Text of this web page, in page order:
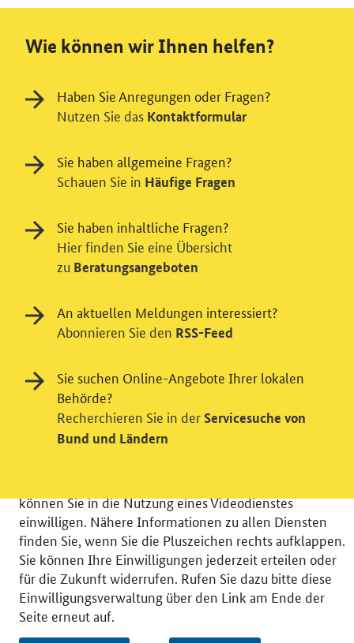
© 2026 Bundesministerium für Wirtschaft und Energie
RSS
Benutzerhinweise
Inhaltsverzeichnis
Impressum
Barrierefreiheit
Einwilligungsverwaltung
Videodienst
Wir bitten Sie an dieser Stelle um Ihre Einwilligung für
verschiedene Zusatzdienste unserer Webseite: Wir
möchten die Nutzeraktivität mit Hilfe
können Sie in die Nutzung eines Videodienstes
einwilligen. Nähere Informationen zu allen Diensten
finden Sie, wenn Sie die Pluszeichen rechts aufklappen.
Sie können Ihre Einwilligungen jederzeit erteilen oder
für die Zukunft widerrufen. Rufen Sie dazu bitte diese
Einwilligungsverwaltung über den Link am Ende der
Seite erneut auf.
Wie können wir Ihnen helfen?
Haben Sie Anregungen oder Fragen?
Nutzen Sie das Kontaktformular
Sie haben allgemeine Fragen?
Schauen Sie in Häufige Fragen
Sie haben inhaltliche Fragen?
Hier finden Sie eine Übersicht
zu Beratungsangeboten
An aktuellen Meldungen interessiert?
Abonnieren Sie den RSS-Feed
Sie suchen Online-Angebote Ihrer lokalen
Behörde?
Recherchieren Sie in der Servicesuche von
Bund und Ländern